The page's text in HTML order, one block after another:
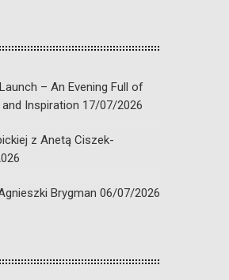
– An Evening Full of
Inspiration 17/07/2026
z Anetą Ciszek-
Brygman 06/07/2026